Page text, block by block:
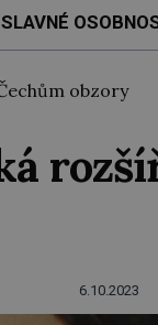
SLAVNÉ
obzory
6.10.2023